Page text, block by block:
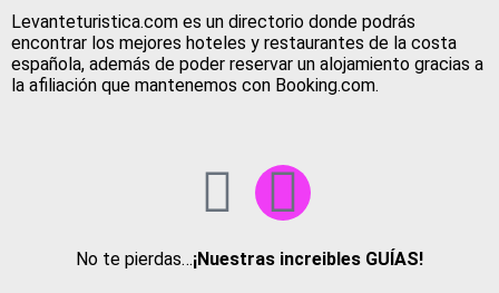
Levanteturistica.com es un directorio donde podrás
encontrar los mejores hoteles y restaurantes de la costa
española, además de poder reservar un alojamiento gracias a
la afiliación que mantenemos con Booking.com.
No te pierdas…¡Nuestras increibles GUÍAS!